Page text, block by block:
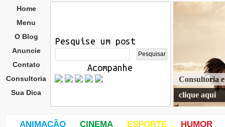
Home
Menu
O Blog
Anuncie
Contato
Consultoria
Sua Dica
Pesquise um post
Acompanhe
Consultoria
clique aqui
ANIMAÇÃO CINEMA ESPORTE HUMOR